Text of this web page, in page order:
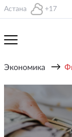
Астана +17
Экономика →